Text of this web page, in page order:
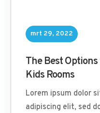
The Best
Kids Rooms
mrt 29, 2022
Lorem ipsum dolor
adipiscing elit, sed